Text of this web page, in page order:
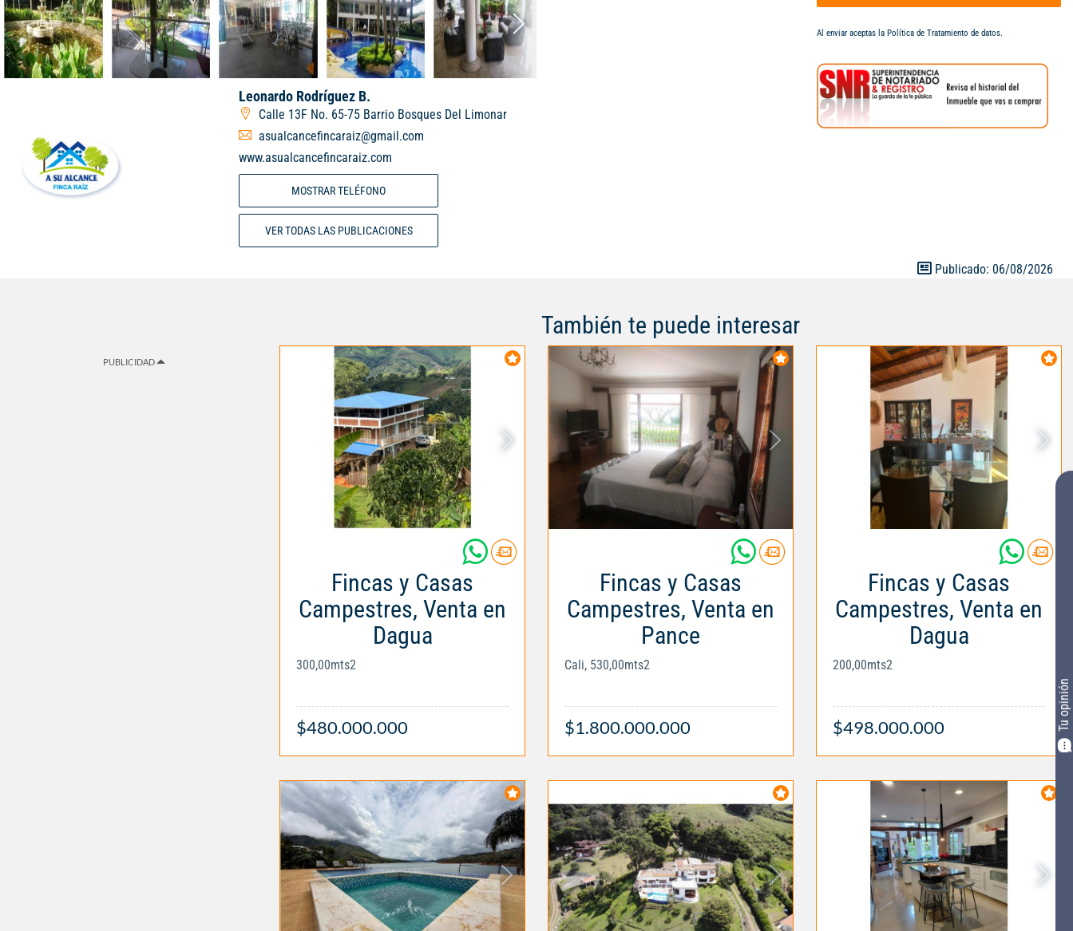
Tu opinión
Leonardo Rodríguez B.
Calle 13F No. 65-75 Barrio Bosques Del Limonar
asualcancefincaraiz@gmail.com
www.asualcancefincaraiz.com
MOSTRAR TELÉFONO
VER TODAS LAS PUBLICACIONES
Al enviar aceptas la Política de Tratamiento de datos.
Publicado: 06/08/2026
PUBLICIDAD
También te puede interesar
Fincas y Casas
Campestres, Venta en
Dagua
300,00mts2
$480.000.000
Fincas y Casas
Campestres, Venta en
Pance
Cali, 530,00mts2
$1.800.000.000
Fincas y Casas
Campestres, Venta en
Dagua
200,00mts2
$498.000.000